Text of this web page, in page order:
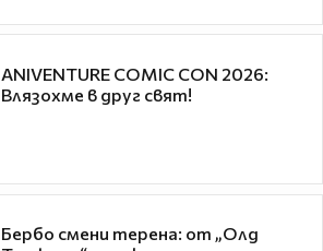
ANIVENTURE COMIC CON 2026:
Влязохме в друг свят!
Бербо смени терена: от „Олд